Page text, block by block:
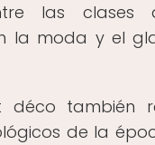
las
la moda y el
déco también
de la